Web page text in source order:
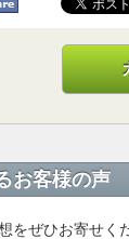
お客様の声
をぜひお寄せく